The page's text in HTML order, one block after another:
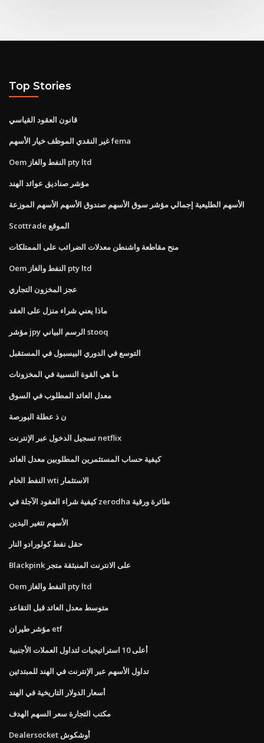
Top Stories
قانون العقود القياسي
غير النقدي الموظف خيار الأسهم fema
Oem النفط والغاز pty ltd
مؤشر صناديق عوائد الهند
الأسهم الطليعية إجمالي مؤشر سوق الأسهم صندوق الأسهم الأسهم الموزعة
Scottrade الموقع
منح مقاطعة واشنطن معدلات الضرائب على الممتلكات
Oem النفط والغاز pty ltd
عجز المخزون التجاري
ماذا يعني شراء منزل على العقد
مؤشر jpy الرسم البياني stooq
التوسع في الدوري البيسبول في المستقبل
ما هي القوة النسبية في المخزونات
معدل العائد المطلوب في السوق
ن ذ عطلة البورصة
تسجيل الدخول عبر الإنترنت netflix
كيفية حساب المستثمرين المطلوبين معدل العائد
النفط الخام wti الاستثمار
كيفية شراء العقود الآجلة في zerodha طائرة ورقية
الأسهم تتغير اليدين
حقل نفط كولورادو النار
Blackpink على الانترنت المنبثقة متجر
Oem النفط والغاز pty ltd
متوسط ​​معدل العائد قبل التقاعد
مؤشر طيران etf
أعلى 10 استراتيجيات لتداول العملات الأجنبية
تداول الأسهم عبر الإنترنت في الهند للمبتدئين
أسعار الدولار التاريخية في الهند
مكتب التجارة سعر السهم الهدف
Dealersocket أوشكوش